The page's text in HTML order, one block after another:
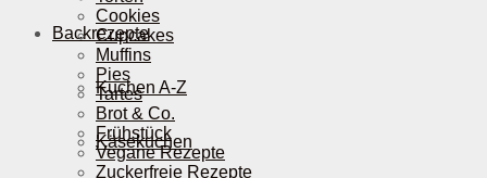
Backrezepte
Kuchen A-Z
Käsekuchen
Cookies
Cupcakes
Muffins
Pies
Tartes
Brot & Co.
Frühstück
Vegane Rezepte
Zuckerfreie Rezepte